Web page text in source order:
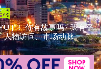
] ！ 你有故事吗? 我有平
人物访问、市场动脉